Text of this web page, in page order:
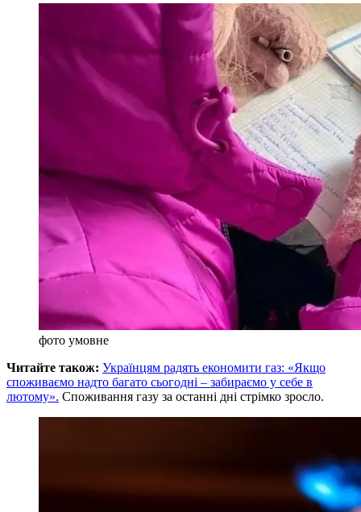
фото умовне
Читайте також: Українцям радять економити газ: «Якщо
споживаємо надто багато сьогодні – забираємо у себе в
лютому». Споживання газу за останні дні стрімко зросло.